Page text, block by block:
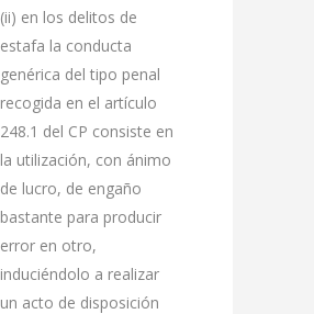
(ii) en los delitos de
estafa la conducta
genérica del tipo penal
recogida en el artículo
248.1 del CP consiste en
la utilización, con ánimo
de lucro, de engaño
bastante para producir
error en otro,
induciéndolo a realizar
un acto de disposición